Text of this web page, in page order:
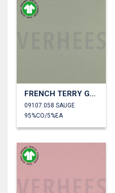
FRENCH TERRY GOTS
09107.058 SAUGE
95%CO/5%EA